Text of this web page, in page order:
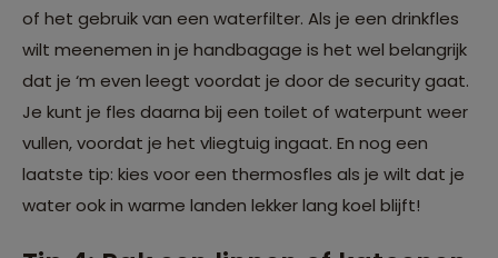
of het gebruik van een waterfilter. Als je een drinkfles
wilt meenemen in je handbagage is het wel belangrijk
dat je ‘m even leegt voordat je door de security gaat.
Je kunt je fles daarna bij een toilet of waterpunt weer
vullen, voordat je het vliegtuig ingaat. En nog een
laatste tip: kies voor een thermosfles als je wilt dat je
water ook in warme landen lekker lang koel blijft!